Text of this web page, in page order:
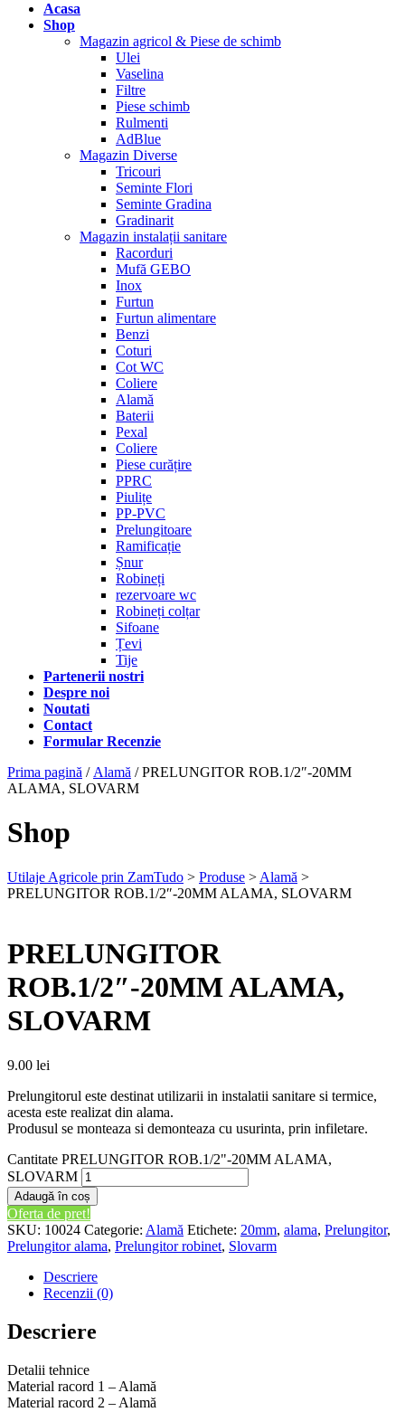
Acasa
Shop
Magazin agricol & Piese de schimb
Ulei
Vaselina
Filtre
Piese schimb
Rulmenti
AdBlue
Magazin Diverse
Tricouri
Seminte Flori
Seminte Gradina
Gradinarit
Magazin instalații sanitare
Racorduri
Mufă GEBO
Inox
Furtun
Furtun alimentare
Benzi
Coturi
Cot WC
Coliere
Alamă
Baterii
Pexal
Coliere
Piese curățire
PPRC
Piulițe
PP-PVC
Prelungitoare
Ramificație
Șnur
Robineți
rezervoare wc
Robineți colțar
Sifoane
Țevi
Tije
Partenerii nostri
Despre noi
Noutati
Contact
Formular Recenzie
Prima pagină / Alamă / PRELUNGITOR ROB.1/2″-20MM
ALAMA, SLOVARM
Shop
Utilaje Agricole prin ZamTudo > Produse > Alamă >
PRELUNGITOR ROB.1/2″-20MM ALAMA, SLOVARM
PRELUNGITOR
ROB.1/2″-20MM ALAMA,
SLOVARM
9.00 lei
Prelungitorul este destinat utilizarii in instalatii sanitare si termice,
acesta este realizat din alama.
Produsul se monteaza si demonteaza cu usurinta, prin infiletare.
Cantitate PRELUNGITOR ROB.1/2"-20MM ALAMA,
SLOVARM
Adaugă în coș
Oferta de pret!
SKU: 10024 Categorie: Alamă Etichete: 20mm, alama, Prelungitor,
Prelungitor alama, Prelungitor robinet, Slovarm
Descriere
Recenzii (0)
Descriere
Detalii tehnice
Material racord 1 – Alamă
Material racord 2 – Alamă